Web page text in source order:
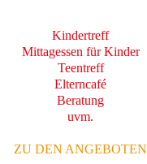
Kindertreff
Mittagessen für Kinder
Teentreff
Elterncafé
Beratung
uvm.
ZU DEN ANGEBOTEN